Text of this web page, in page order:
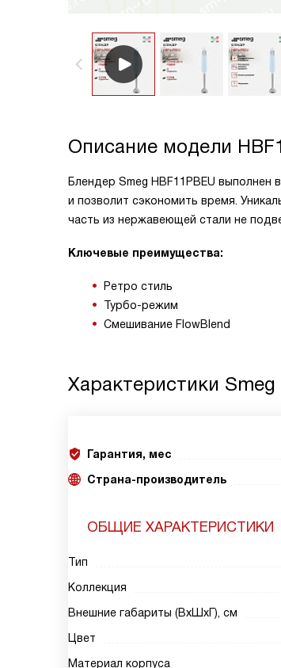
Описание модели
Блендер Smeg HBF11PBEU
и позволит сэкономить время.
часть из нержавеющей стали не
Ключевые преимущества:
Ретро стиль
Турбо-режим
Смешивание FlowBlend
Характеристики Smeg
Гарантия, мес
Страна-производитель
ОБЩИЕ ХАРАКТЕРИСТИКИ
Тип
Коллекция
Внешние габариты (ВxШxГ), см
Цвет
Материал корпуса